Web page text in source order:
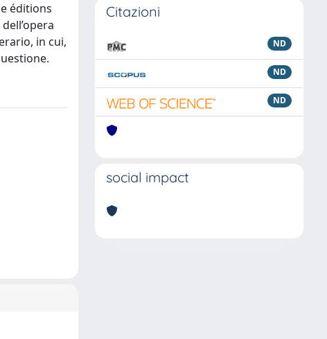
éditions
in cui,
Citazioni
ND
ND
ND
social impact